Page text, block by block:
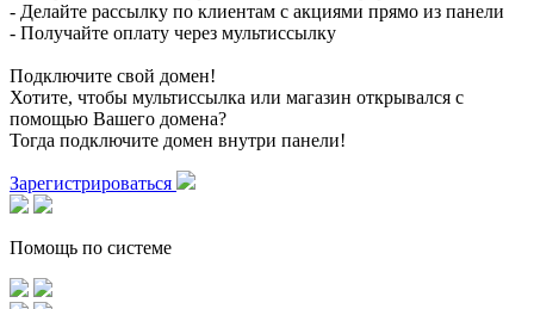
- Делайте рассылку по клиентам с акциями прямо из панели
- Получайте оплату через мультиссылку
Подключите свой домен!
Хотите, чтобы мультиссылка или магазин открывался с
помощью Вашего домена?
Тогда подключите домен внутри панели!
Зарегистрироваться
Помощь по системе